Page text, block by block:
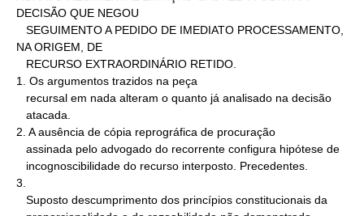
DECISÃO QUE NEGOU
NA ORIGEM, DE
1. Os argumentos trazidos na peça
2. A ausência de cópia reprográfica de procuração
3.